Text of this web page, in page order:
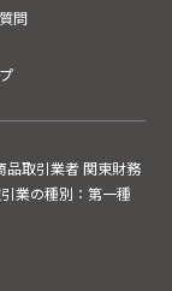
問
取引業者 関東財務
業の種別：第一種